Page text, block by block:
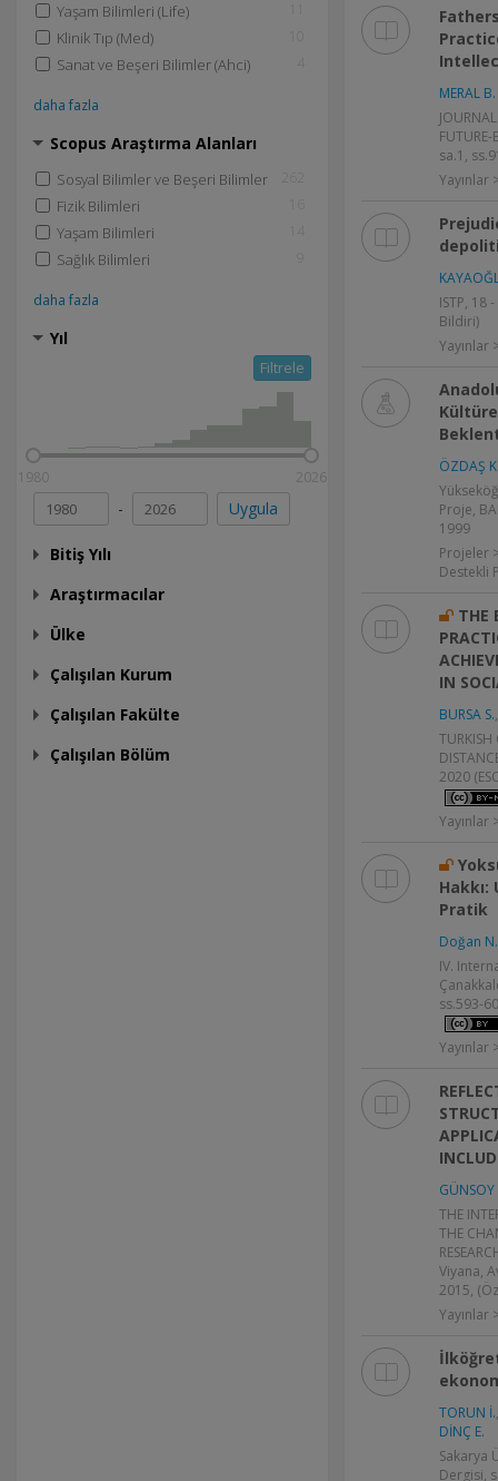
Yaşam Bilimleri (Life)
Klinik Tıp (Med)
Sanat ve Beşeri Bilimler (Ahci)
daha fazla
Scopus Araştırma Alanları
Sosyal Bilimler ve Beşeri Bilimler
Fizik Bilimleri
Yaşam Bilimleri
Sağlık Bilimleri
daha fazla
Yıl
Filtrele
1980 2026
- Uygula
Bitiş Yılı
Araştırmacılar
Ülke
Çalışılan Kurum
Çalışılan Fakülte
Çalışılan Bölüm
MERAL
FUTURE-
sa.1,
Yayınlar
ISTP, 18
Bildiri)
Yayınlar
ÖZDAŞ
Proje,
1999
Projeler
Destekli
THE
IN
BURSA S.
TURKISH
2020
Yayınlar
Pratik
Doğan N.
IV.
ss.593-
Yayınlar
GÜNSOY
THE
THE
Viyana,
2015,
Yayınlar
TORUN İ.
DİNÇ E.
Sakarya
Dergisi,